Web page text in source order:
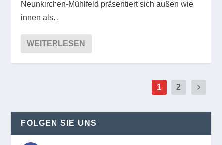
Neunkirchen-Mühlfeld präsentiert sich außen wie
innen als...
WEITERLESEN
1 2
FOLGEN SIE UNS